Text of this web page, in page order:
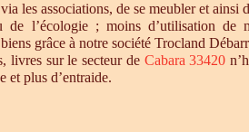
les associations, de se meubler et
de l’écologie ; moins d’utilisation
grâce à notre société Trocland
livres sur le secteur de Cabara 33420
et plus d’entraide.